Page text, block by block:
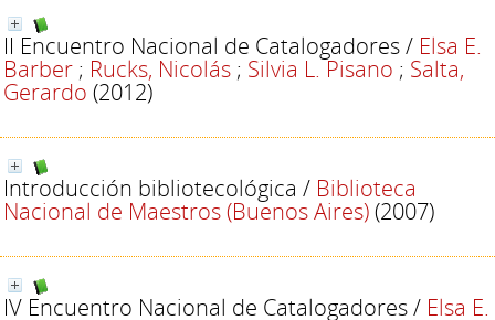
II Encuentro Nacional de Catalogadores/ Elsa E.
Barber ; Rucks, Nicolás ; Silvia L. Pisano ; Salta,
Gerardo (2012)
Introducción bibliotecológica / Biblioteca
Nacional de Maestros (Buenos Aires)(2007)
IV Encuentro Nacional de Catalogadores/ Elsa E.